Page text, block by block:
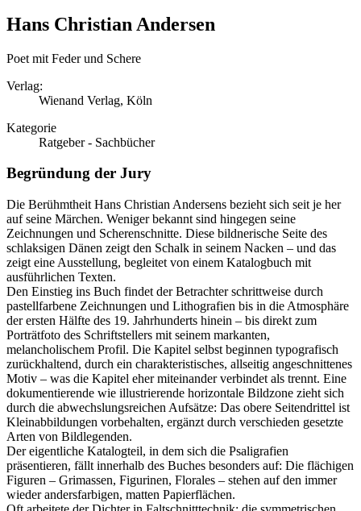
Hans Christian Andersen
Poet mit Feder und Schere
Verlag:
Wienand Verlag, Köln
Kategorie
Ratgeber - Sachbücher
Begründung der Jury
Die Berühmtheit Hans Christian Andersens bezieht sich seit je her
auf seine Märchen. Weniger bekannt sind hingegen seine
Zeichnungen und Scherenschnitte. Diese bildnerische Seite des
schlaksigen Dänen zeigt den Schalk in seinem Nacken – und das
zeigt eine Ausstellung, begleitet von einem Katalogbuch mit
ausführlichen Texten.
Den Einstieg ins Buch findet der Betrachter schrittweise durch
pastellfarbene Zeichnungen und Lithografien bis in die Atmosphäre
der ersten Hälfte des 19. Jahrhunderts hinein – bis direkt zum
Porträtfoto des Schriftstellers mit seinem markanten,
melancholischem Profil. Die Kapitel selbst beginnen typografisch
zurückhaltend, durch ein charakteristisches, allseitig angeschnittenes
Motiv – was die Kapitel eher miteinander verbindet als trennt. Eine
dokumentierende wie illustrierende horizontale Bildzone zieht sich
durch die abwechslungsreichen Aufsätze: Das obere Seitendrittel ist
Kleinabbildungen vorbehalten, ergänzt durch verschieden gesetzte
Arten von Bildlegenden.
Der eigentliche Katalogteil, in dem sich die Psaligrafien
präsentieren, fällt innerhalb des Buches besonders auf: Die flächigen
Figuren – Grimassen, Figurinen, Florales – stehen auf den immer
wieder andersfarbigen, matten Papierflächen.